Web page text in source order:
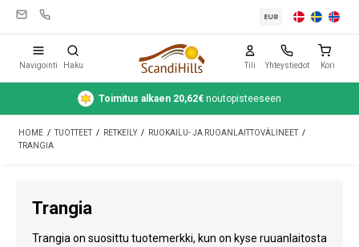
Leirintävarusteet
Teltat
Puhdistus ja hoito
Matkavarusteet
EUR
Navigointi Haku Tili Yhteystiedot Kori
Toimitus alkaen 20,62€ noutopisteeseen
HOME / TUOTTEET / RETKEILY / RUOKAILU- JA RUOANLAITTOVÄLINEET /
TRANGIA
Trangia
Trangia on suosittu tuotemerkki, kun on kyse ruuanlaitosta